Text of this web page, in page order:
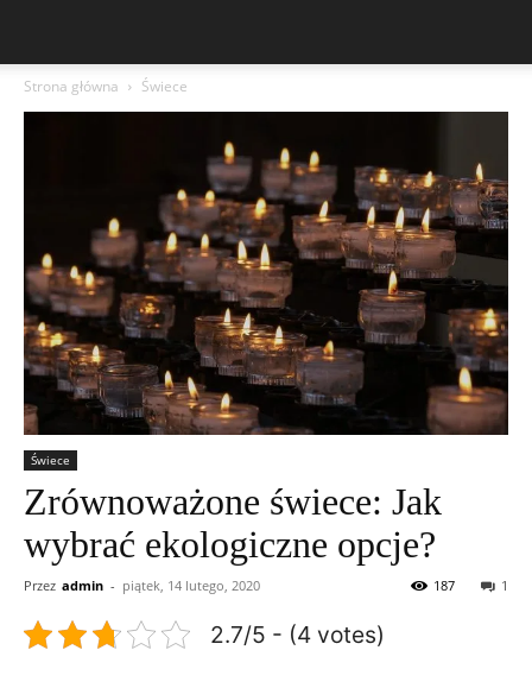
Strona główna Świece
Świece
Zrównoważone świece: Jak
wybrać ekologiczne opcje?
Przez admin - piątek, 14 lutego, 2020 1
187
2.7/5 - (4 votes)